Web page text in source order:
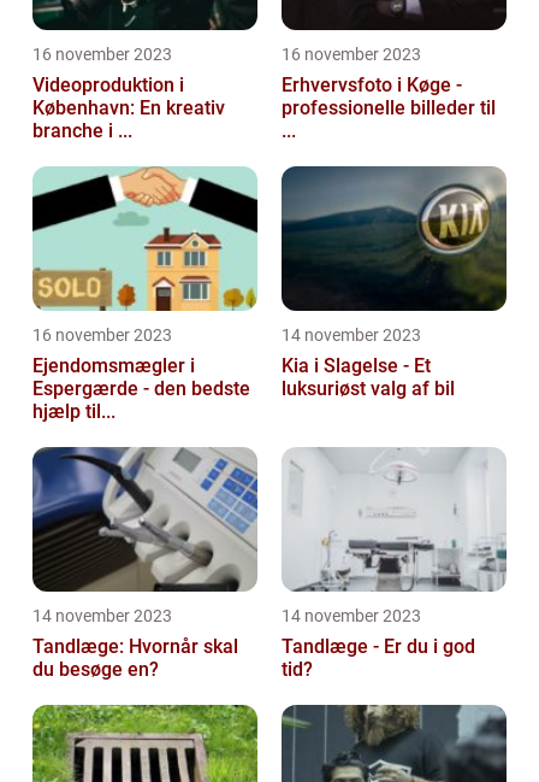
16 november 2023
Videoproduktion i
København: En kreativ
branche i ...
16 november 2023
Erhvervsfoto i Køge -
professionelle billeder til
...
16 november 2023
Ejendomsmægler i
Espergærde - den bedste
hjælp til...
14 november 2023
Kia i Slagelse - Et
luksuriøst valg af bil
14 november 2023
Tandlæge: Hvornår skal
du besøge en?
14 november 2023
Tandlæge - Er du i god
tid?